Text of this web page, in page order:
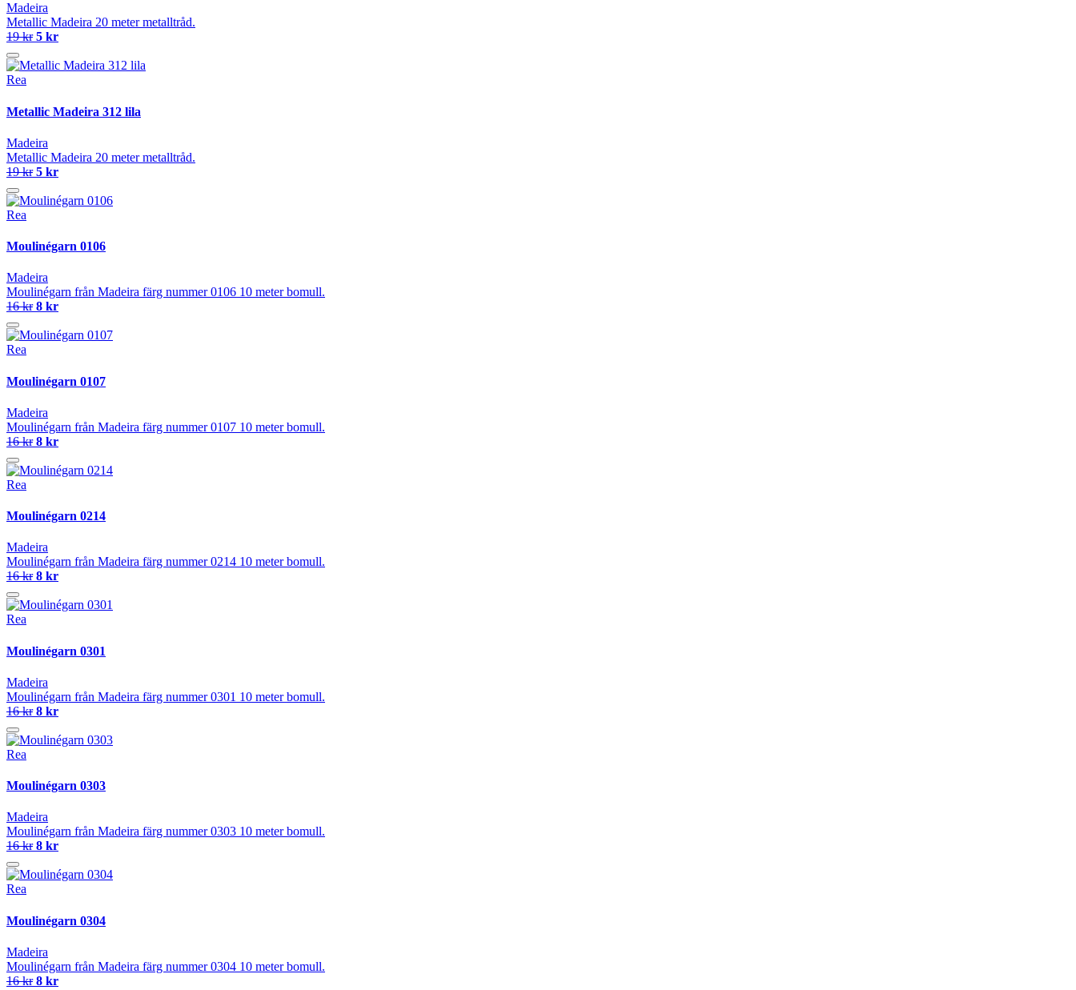
Madeira
Metallic Madeira 20 meter metalltråd.
19 kr 5 kr
Rea
Metallic Madeira 312 lila
Madeira
Metallic Madeira 20 meter metalltråd.
19 kr 5 kr
Rea
Moulinégarn 0106
Madeira
Moulinégarn från Madeira färg nummer 0106 10 meter bomull.
16 kr 8 kr
Rea
Moulinégarn 0107
Madeira
Moulinégarn från Madeira färg nummer 0107 10 meter bomull.
16 kr 8 kr
Rea
Moulinégarn 0214
Madeira
Moulinégarn från Madeira färg nummer 0214 10 meter bomull.
16 kr 8 kr
Rea
Moulinégarn 0301
Madeira
Moulinégarn från Madeira färg nummer 0301 10 meter bomull.
16 kr 8 kr
Rea
Moulinégarn 0303
Madeira
Moulinégarn från Madeira färg nummer 0303 10 meter bomull.
16 kr 8 kr
Rea
Moulinégarn 0304
Madeira
Moulinégarn från Madeira färg nummer 0304 10 meter bomull.
16 kr 8 kr